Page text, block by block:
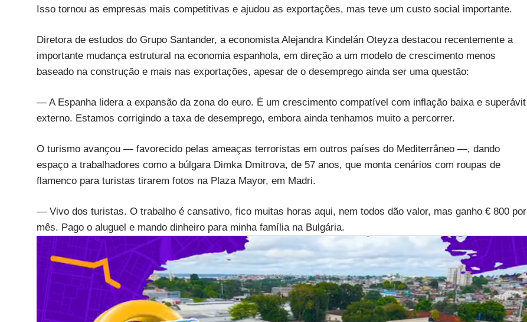
Isso tornou as empresas mais competitivas e ajudou as exportações, mas teve um custo social importante.
Diretora de estudos do Grupo Santander, a economista Alejandra Kindelán Oteyza destacou recentemente a
importante mudança estrutural na economia espanhola, em direção a um modelo de crescimento menos
baseado na construção e mais nas exportações, apesar de o desemprego ainda ser uma questão:
— A Espanha lidera a expansão da zona do euro. É um crescimento compatível com inflação baixa e superávit
externo. Estamos corrigindo a taxa de desemprego, embora ainda tenhamos muito a percorrer.
O turismo avançou — favorecido pelas ameaças terroristas em outros países do Mediterrâneo —, dando
espaço a trabalhadores como a búlgara Dimka Dmitrova, de 57 anos, que monta cenários com roupas de
flamenco para turistas tirarem fotos na Plaza Mayor, em Madri.
— Vivo dos turistas. O trabalho é cansativo, fico muitas horas aqui, nem todos dão valor, mas ganho € 800 por
mês. Pago o aluguel e mando dinheiro para minha família na Bulgária.